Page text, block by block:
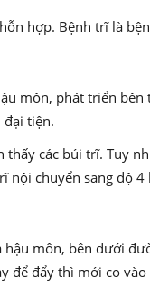
hợp. Bệnh trĩ là
môn, phát triển
đại tiện.
các búi trĩ. Tuy
nội chuyển sang độ
môn, bên dưới
để đẩy thì mới co vào